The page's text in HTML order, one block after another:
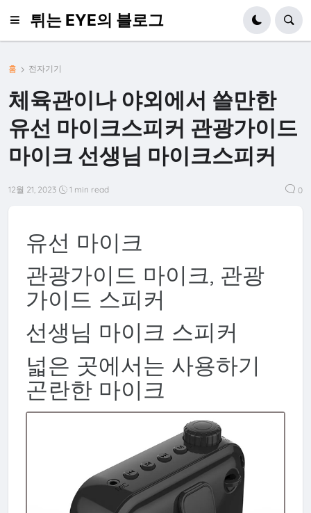
튀는 EYE의 블로그
홈 전자기기
체육관이나 야외에서 쓸만한
유선 마이크스피커 관광가이드
마이크 선생님 마이크스피커
12월 21, 2023 1 min read 0
유선 마이크
관광가이드 마이크, 관광
가이드 스피커
선생님 마이크 스피커
넓은 곳에서는 사용하기
곤란한 마이크